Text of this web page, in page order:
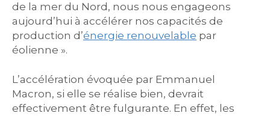
de la mer du Nord, nous nous engageons
aujourd’hui à accélérer nos capacités de
production d’énergie renouvelable par
éolienne ».
L’accélération évoquée par Emmanuel
Macron, si elle se réalise bien, devrait
effectivement être fulgurante. En effet, les